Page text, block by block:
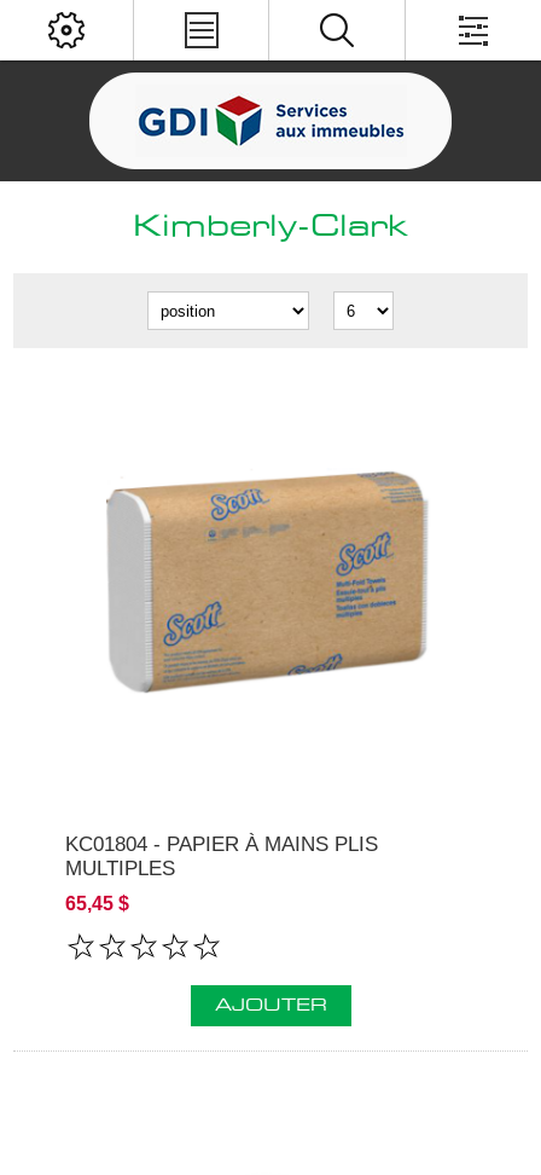
Kimberly-Clark
KC01804 - PAPIER À MAINS PLIS
MULTIPLES
65,45 $
AJOUTER